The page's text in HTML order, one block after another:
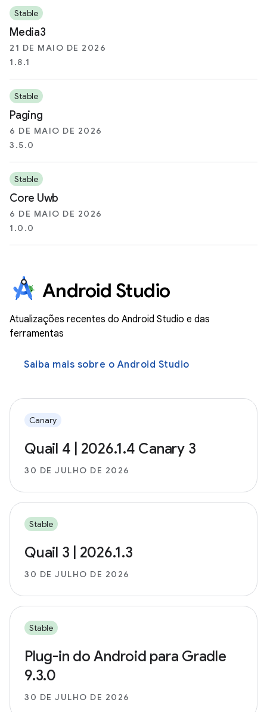
Stable
Media3
21 DE MAIO DE 2026
1.8.1
Stable
Paging
6 DE MAIO DE 2026
3.5.0
Stable
Core Uwb
6 DE MAIO DE 2026
1.0.0
Android Studio
Atualizações recentes do Android Studio e das
ferramentas
Saiba mais sobre o Android Studio
Canary
Quail 4 | 2026.1.4 Canary 3
30 DE JULHO DE 2026
Stable
Quail 3 | 2026.1.3
30 DE JULHO DE 2026
Stable
Plug-in do Android para Gradle
9.3.0
30 DE JULHO DE 2026